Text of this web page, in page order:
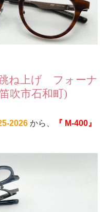
ね上げ フォーナ
吹市石和町)
2026 から、
『 M-400』